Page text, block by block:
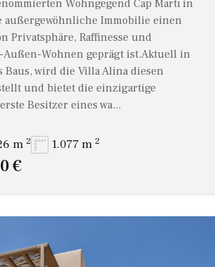
Wohngegend Cap Martí in
außergewöhnliche Immobilie einen
Privatsphäre, Raffinesse und
Wohnen geprägt ist.Aktuell in
Baus, wird die Villa Alina diesen
und bietet die einzigartige
Besitzer eines wa...
m 2 1.077 m 2
€